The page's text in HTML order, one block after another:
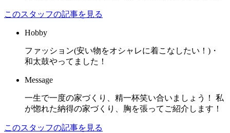
このスタッフの記事を見る
Hobby
ファッション(安い物をオシャレに着こなしたい！)・
和太鼓やってました！
Message
一生で一度の家づくり、精一杯笑い合いましょう！ 私
が惚れた納得の家づくり、胸を張ってご紹介します！
このスタッフの記事を見る